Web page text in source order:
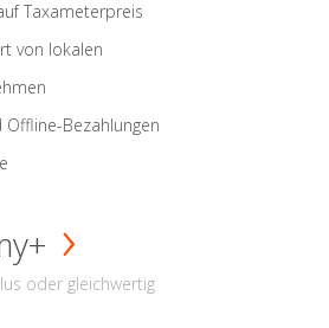
Taxameterpreis
von lokalen
Offline-Bezahlungen
oder gleichwertig